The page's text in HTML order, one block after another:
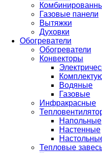
Газовые панели
Вытяжки
Духовки
Обогреватели
Обогреватели
Конвекторы
Водяные
Газовые
Инфракрасные
Напольные
Настенные
Тепловые